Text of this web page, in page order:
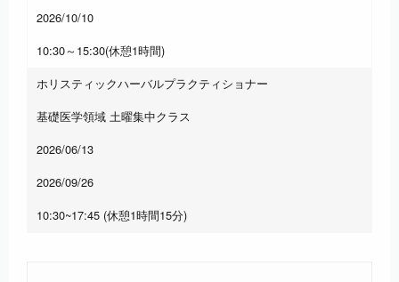
2026/10/10
10:30～15:30(休憩1時間)
ホリスティックハーバルプラクティショナー
基礎医学領域 土曜集中クラス
2026/06/13
2026/09/26
10:30~17:45 (休憩1時間15分)